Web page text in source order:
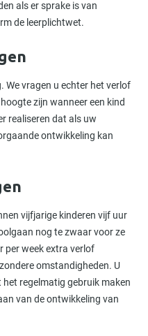
als er sprake is van
de leerplichtwet.
We vragen u echter het verlof
zijn wanneer een kind
realiseren dat als uw
ontwikkeling kan
vijfjarige kinderen vijf uur
nog te zwaar voor ze
per week extra verlof
omstandigheden. U
regelmatig gebruik maken
van de ontwikkeling van